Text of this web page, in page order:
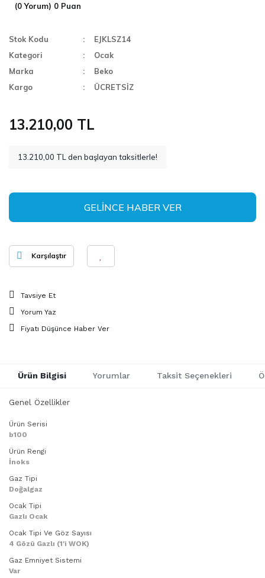
(0 Yorum) 0 Puan
Stok Kodu
EJKLSZ14
Kategori
Ocak
Marka
Beko
Kargo
ÜCRETSİZ
13.210,00 TL
13.210,00 TL den başlayan taksitlerle!
GELİNCE HABER VER
Karşılaştır
Tavsiye Et
Yorum Yaz
Fiyatı Düşünce Haber Ver
Ürün Bilgisi Yorumlar Taksit Seçenekleri
Genel Özellikler
Ürün Serisi
b100
Ürün Rengi
İnoks
Gaz Tipi
Doğalgaz
Ocak Tipi
Gazlı Ocak
Ocak Tipi Ve Göz Sayısı
4 Gözü Gazlı (1'i WOK)
Gaz Emniyet Sistemi
Var